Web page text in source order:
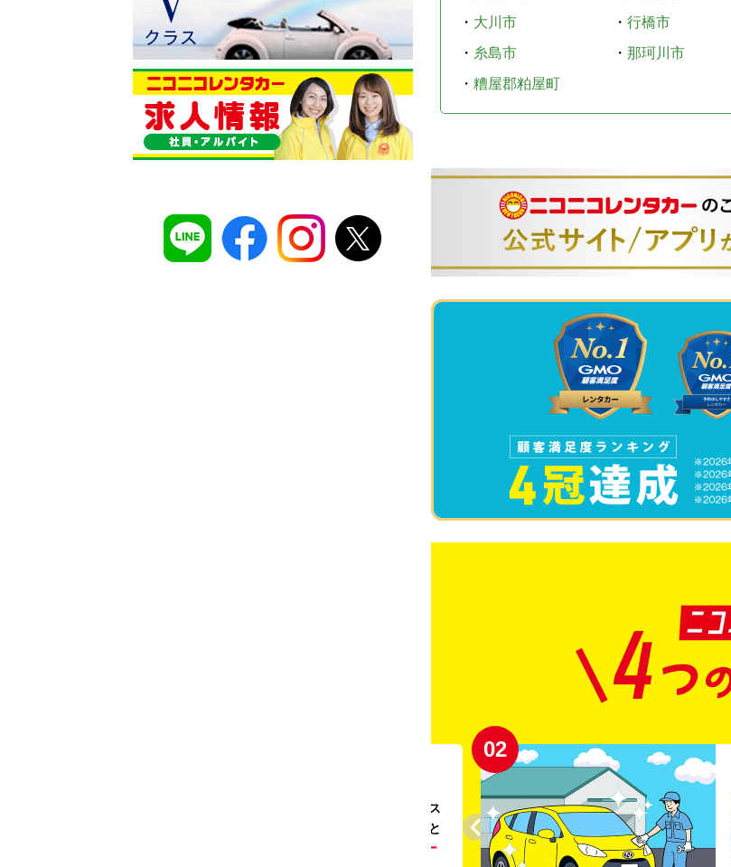
・ 大川市 ・ 行橋市
・ 糸島市 ・ 那珂川市
・ 糟屋郡粕屋町
。ガソリンス
タンドや整備工場の既存インフラを活用すること
リー
02